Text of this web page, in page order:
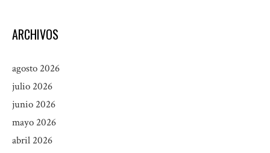
ARCHIVOS
agosto 2026
julio 2026
junio 2026
mayo 2026
abril 2026